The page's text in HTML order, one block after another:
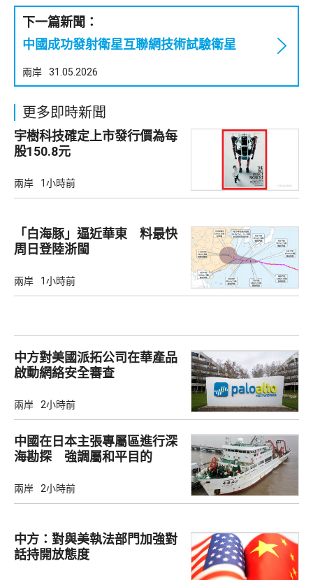
下一篇新聞：
中國成功發射衛星互聯網技術試驗衛星
兩岸 31.05.2026
更多即時新聞
宇樹科技確定上市發行價為每
股150.8元
兩岸 1小時前
「白海豚」逼近華東 料最快
周日登陸浙閩
兩岸 1小時前
中方對美國派拓公司在華產品
啟動網絡安全審查
兩岸 2小時前
中國在日本主張專屬區進行深
海勘探 強調屬和平目的
兩岸 2小時前
中方：對與美執法部門加強對
話持開放態度